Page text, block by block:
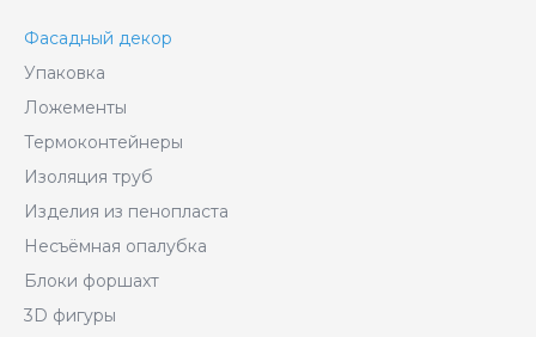
Фасадный декор
Упаковка
Ложементы
Термоконтейнеры
Изоляция труб
Изделия из пенопласта
Несъёмная опалубка
Блоки форшахт
3D фигуры